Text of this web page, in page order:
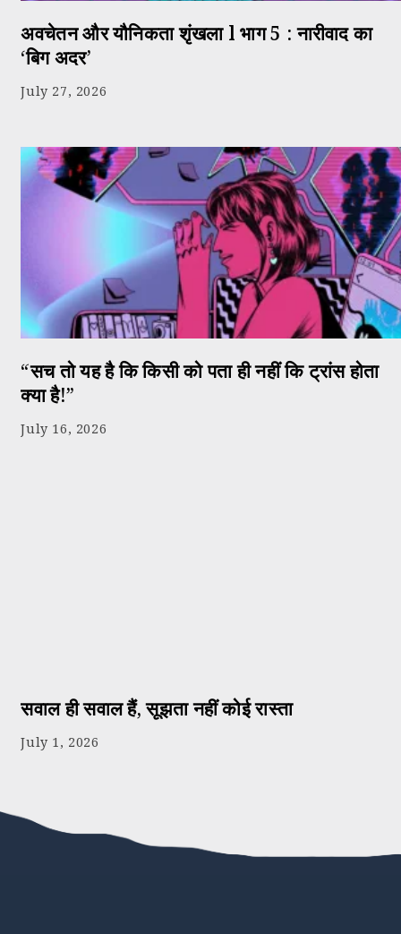
अवचेतन और यौनिकता शृंखला l भाग 5 : नारीवाद का
‘बिग अदर’
July 27, 2026
“सच तो यह है कि किसी को पता ही नहीं कि ट्रांस होता
क्या है!”
July 16, 2026
सवाल ही सवाल हैं, सूझता नहीं कोई रास्ता
July 1, 2026